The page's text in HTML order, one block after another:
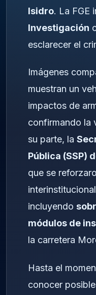
Isidro. La FGE
Investigación
esclarecer el
Imágenes
muestran un
impactos de
confirmando la
su parte, la
Pública (SSP)
que se
incluyendo
módulos de
la carretera
Hasta el
conocer